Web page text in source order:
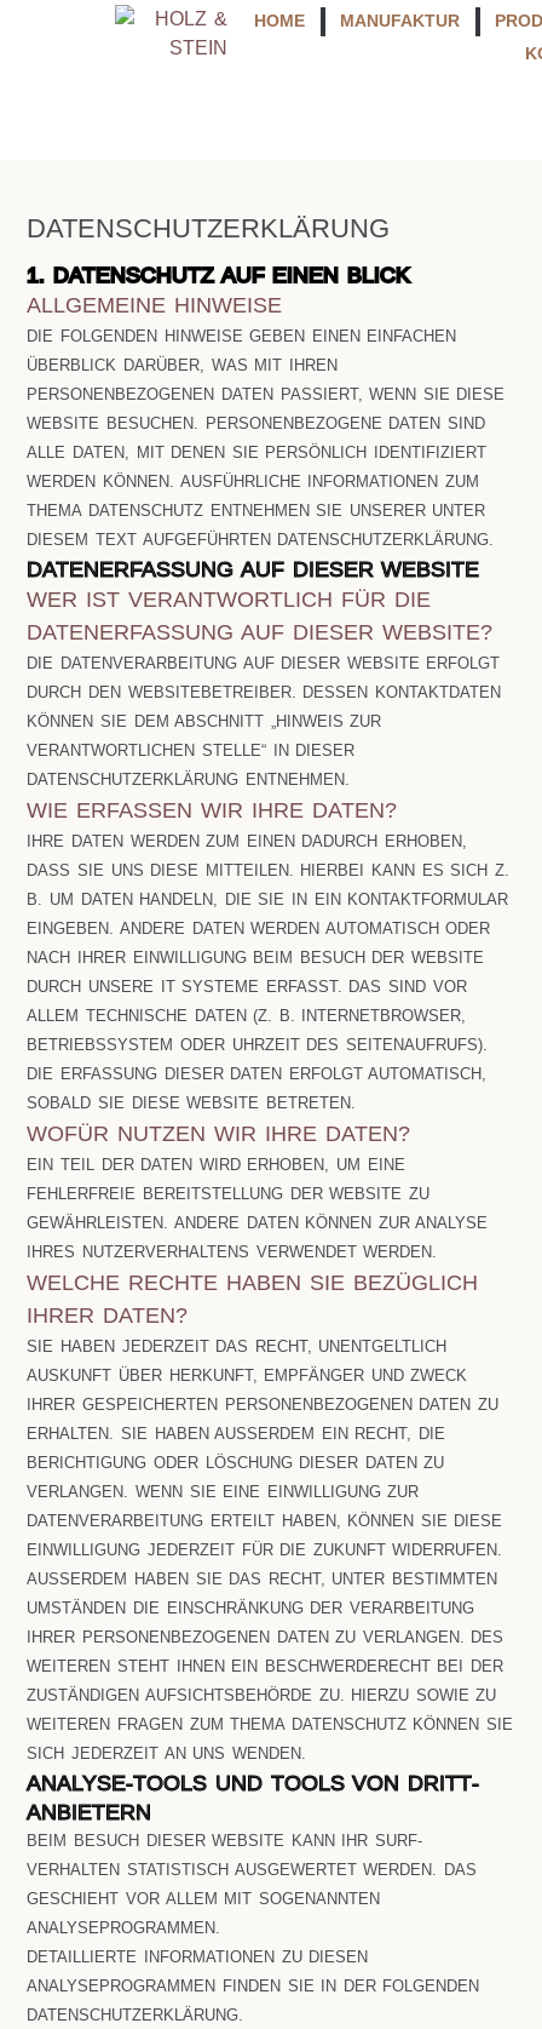
HOME MANUFAKTUR
DATENSCHUTZERKLÄRUNG
1. DATENSCHUTZ AUF EINEN BLICK
ALLGEMEINE HINWEISE
DIE FOLGENDEN HINWEISE GEBEN EINEN EINFACHEN
ÜBERBLICK DARÜBER, WAS MIT IHREN
PERSONENBEZOGENEN DATEN PASSIERT, WENN SIE DIESE
WEBSITE BESUCHEN. PERSONENBEZOGENE DATEN SIND
ALLE DATEN, MIT DENEN SIE PERSÖNLICH IDENTIFIZIERT
WERDEN KÖNNEN. AUSFÜHRLICHE INFORMATIONEN ZUM
THEMA DATENSCHUTZ ENTNEHMEN SIE UNSERER UNTER
DIESEM TEXT AUFGEFÜHRTEN DATENSCHUTZERKLÄRUNG.
DATENERFASSUNG AUF DIESER WEBSITE
WER IST VERANTWORTLICH FÜR DIE
DATENERFASSUNG AUF DIESER WEBSITE?
DIE DATENVERARBEITUNG AUF DIESER WEBSITE ERFOLGT
DURCH DEN WEBSITEBETREIBER. DESSEN KONTAKTDATEN
KÖNNEN SIE DEM ABSCHNITT „HINWEIS ZUR
VERANTWORTLICHEN STELLE“ IN DIESER
DATENSCHUTZERKLÄRUNG ENTNEHMEN.
WIE ERFASSEN WIR IHRE DATEN?
IHRE DATEN WERDEN ZUM EINEN DADURCH ERHOBEN,
DASS SIE UNS DIESE MITTEILEN. HIERBEI KANN ES SICH Z.
B. UM DATEN HANDELN, DIE SIE IN EIN KONTAKTFORMULAR
EINGEBEN. ANDERE DATEN WERDEN AUTOMATISCH ODER
NACH IHRER EINWILLIGUNG BEIM BESUCH DER WEBSITE
DURCH UNSERE IT SYSTEME ERFASST. DAS SIND VOR
ALLEM TECHNISCHE DATEN (Z. B. INTERNETBROWSER,
BETRIEBSSYSTEM ODER UHRZEIT DES SEITENAUFRUFS).
DIE ERFASSUNG DIESER DATEN ERFOLGT AUTOMATISCH,
SOBALD SIE DIESE WEBSITE BETRETEN.
WOFÜR NUTZEN WIR IHRE DATEN?
EIN TEIL DER DATEN WIRD ERHOBEN, UM EINE
FEHLERFREIE BEREITSTELLUNG DER WEBSITE ZU
GEWÄHRLEISTEN. ANDERE DATEN KÖNNEN ZUR ANALYSE
IHRES NUTZERVERHALTENS VERWENDET WERDEN.
WELCHE RECHTE HABEN SIE BEZÜGLICH
IHRER DATEN?
SIE HABEN JEDERZEIT DAS RECHT, UNENTGELTLICH
AUSKUNFT ÜBER HERKUNFT, EMPFÄNGER UND ZWECK
IHRER GESPEICHERTEN PERSONENBEZOGENEN DATEN ZU
ERHALTEN. SIE HABEN AUSSERDEM EIN RECHT, DIE B
ERICHTIGUNG ODER LÖSCHUNG DIESER DATEN ZU V
ERLANGEN. WENN SIE EINE EINWILLIGUNG ZUR D
ATENVERARBEITUNG ERTEILT HABEN, KÖNNEN SIE DIESE E
INWILLIGUNG JEDERZEIT FÜR DIE ZUKUNFT WIDERRUFEN. A
USSERDEM HABEN SIE DAS RECHT, UNTER BESTIMMTEN UM
STÄNDEN DIE EINSCHRÄNKUNG DER VERARBEITUNG IH
RER PERSONENBEZOGENEN DATEN ZU VERLANGEN. DES WE
ITEREN STEHT IHNEN EIN BESCHWERDERECHT BEI DER ZU
STÄNDIGEN AUFSICHTSBEHÖRDE ZU. HIERZU SOWIE ZU WE
ITEREN FRAGEN ZUM THEMA DATENSCHUTZ KÖNNEN SIE SI
CH JEDERZEIT AN UNS WENDEN.
ANALYSE-TOOLS UND TOOLS VON DRITT­
ANBIETERN
BEIM BESUCH DIESER WEBSITE KANN IHR SURF-
VERHALTEN STATISTISCH AUSGEWERTET WERDEN. DAS
GESCHIEHT VOR ALLEM MIT SOGENANNTEN
ANALYSEPROGRAMMEN.
DETAILLIERTE INFORMATIONEN ZU DIESEN
ANALYSEPROGRAMMEN FINDEN SIE IN DER FOLGENDEN
DATENSCHUTZERKLÄRUNG.